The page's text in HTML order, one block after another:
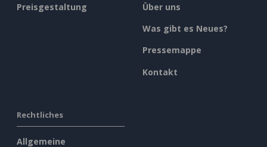
Preisgestaltung
Über uns
Was gibt es Neues?
Pressemappe
Kontakt
Rechtliches
Allgemeine